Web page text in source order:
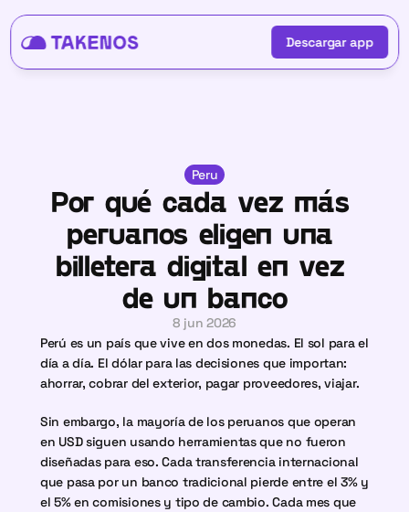
Descargar app
Descargar app
Peru
Por qué cada vez más
peruanos eligen una
billetera digital en vez
de un banco
8 jun 2026
Perú es un país que vive en dos monedas. El sol para el
día a día. El dólar para las decisiones que importan:
ahorrar, cobrar del exterior, pagar proveedores, viajar.
Sin embargo, la mayoría de los peruanos que operan
en USD siguen usando herramientas que no fueron
diseñadas para eso. Cada transferencia internacional
que pasa por un banco tradicional pierde entre el 3% y
el 5% en comisiones y tipo de cambio. Cada mes que